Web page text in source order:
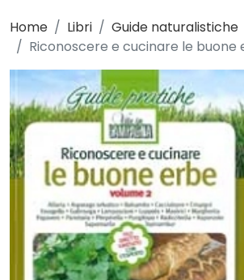
Home Libri
Guide naturalistiche
Riconoscere e cucinare le buone